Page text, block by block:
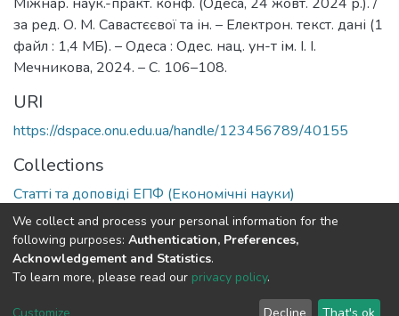
за ред. О. М. Савастєєвої та ін. – Електрон. текст. дані (1
файл : 1,4 МБ). – Одеса : Одес. нац. ун-т ім. І. І.
Мечникова, 2024. – С. 106–108.
URI
https://dspace.onu.edu.ua/handle/123456789/40155
Collections
Статті та доповіді ЕПФ (Економічні науки)
Full item page
DSpace software copyright © 2009-2026
Cookie End User Send
We collect and process your personal information for the
following purposes: Authentication, Preferences,
Acknowledgement and Statistics.
To learn more, please read our privacy policy.